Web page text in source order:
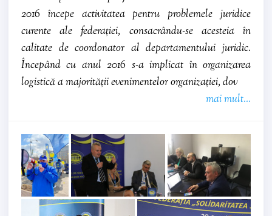
2016 începe activitatea pentru problemele juridice
curente ale federației, consacrându-se acesteia în
calitate de coordonator al departamentului juridic.
Începând cu anul 2016 s-a implicat în organizarea
logistică a majorității evenimentelor organizației, dov
mai mult...